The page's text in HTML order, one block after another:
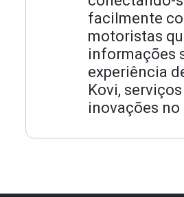
facilmente
motoristas
informações
experiência
Kovi, serviços
inovações no